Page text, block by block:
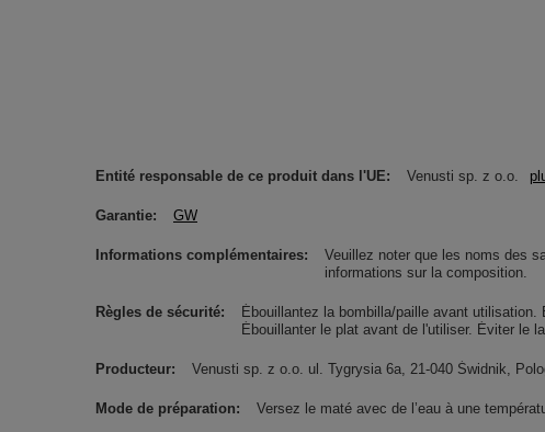
Entité responsable de ce produit dans l'UE Venusti sp. z o.o.
Garantie GW
Informations complémentaires
Veuillez noter que les noms des
informations sur la composition.
Règles de sécurité
Ébouillantez la bombilla/paille avant
Ébouillanter le plat avant de l'utiliser. Éviter le
Producteur Venusti sp. z o.o. ul. Tygrysia 6a, 21-040 Świdnik,
Mode de préparation Versez le maté avec de l’eau à une